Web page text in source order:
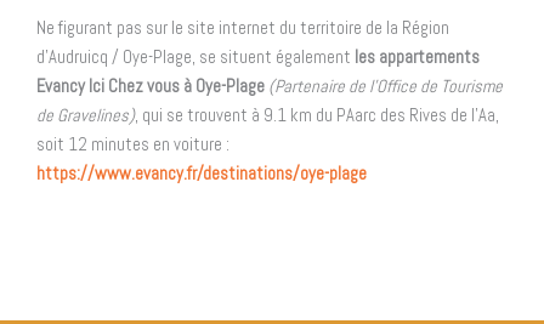
Ne figurant pas sur le site internet du territoire de la Région
d’Audruicq / Oye-Plage, se situent également les appartements
Evancy Ici Chez vous à Oye-Plage (Partenaire de l’Office de Tourisme
de Gravelines), qui se trouvent à 9.1 km du PAarc des Rives de l’Aa,
soit 12 minutes en voiture :
https://www.evancy.fr/destinations/oye-plage